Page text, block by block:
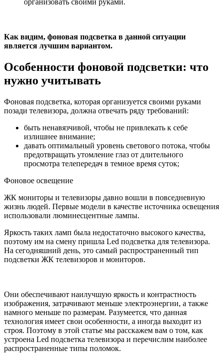
организовать своими руками.
Как видим, фоновая подсветка в данной ситуации
является лучшим вариантом.
Особенности фоновой подсветки: что
нужно учитывать
Фоновая подсветка, которая организуется своими руками
позади телевизора, должна отвечать ряду требований:
быть ненавязчивой, чтобы не привлекать к себе
излишнее внимание;
давать оптимальный уровень светового потока, чтобы
предотвращать утомление глаз от длительного
просмотра телепередач в темное время суток;
Фоновое освещение
ЖК мониторы и телевизоры давно вошли в повседневную
жизнь людей. Первые модели в качестве источника освещения
использовали люминесцентные лампы.
Яркость таких ламп была недостаточно высокого качества,
поэтому им на смену пришла Led подсветка для телевизора.
На сегодняшний день, это самый распространенный тип
подсветки ЖК телевизоров и мониторов.
Они обеспечивают наилучшую яркость и контрастность
изображения, затрачивают меньше электроэнергии, а также
намного меньше по размерам. Разумеется, что данная
технология имеет свои особенности, а иногда выходит из
строя. Поэтому в этой статье мы расскажем вам о том, как
устроена Led подсветка телевизора и перечислим наиболее
распространенные типы поломок.